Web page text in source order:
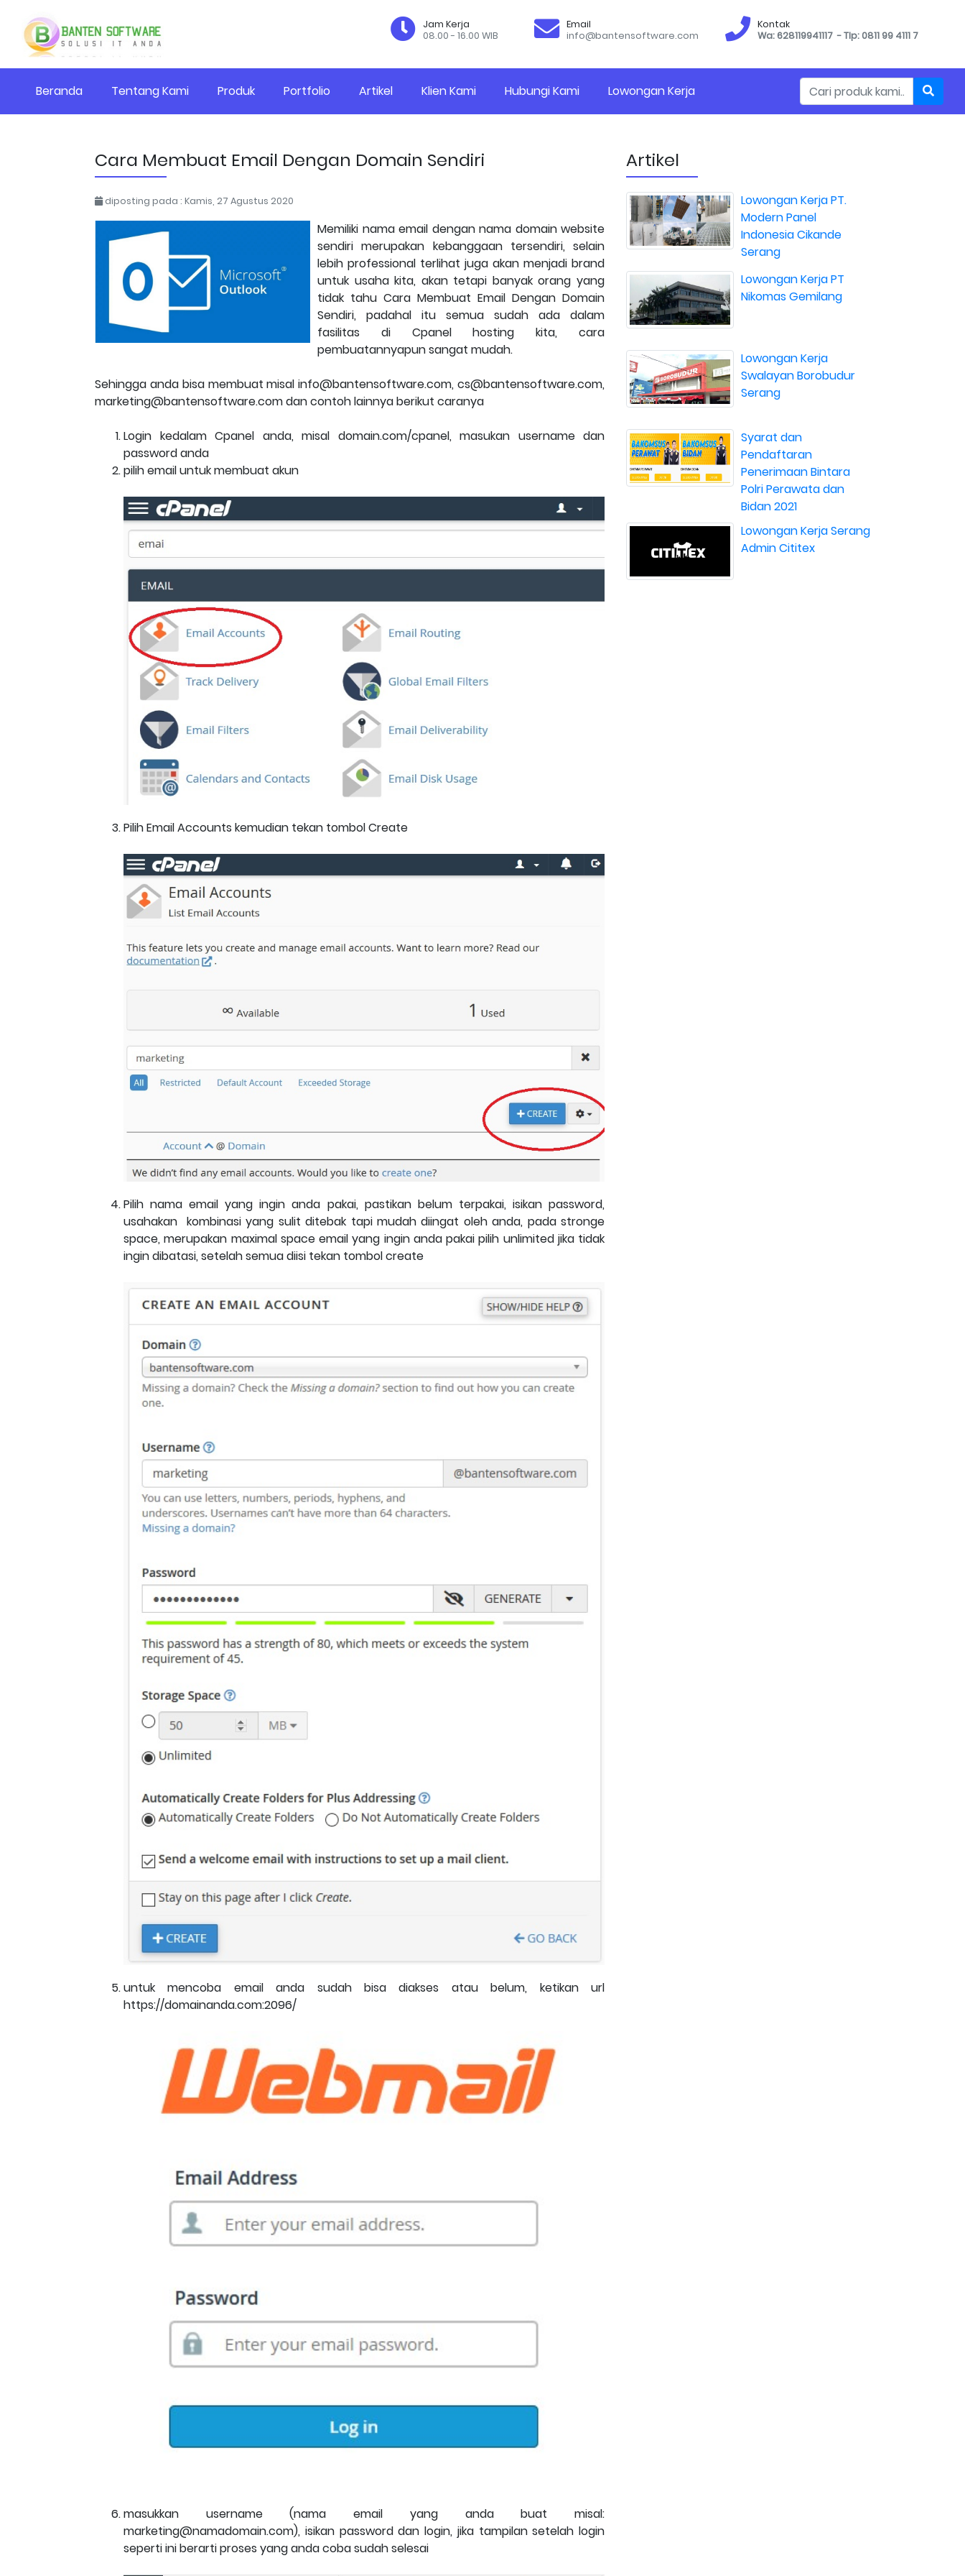
Jam Kerja
08.00 - 16.00 WIB
Email
info@bantensoftware.com
Kontak
Wa: 628119941117 - Tlp: 0811 99 4111 7
Beranda Tentang Kami Produk Portfolio Artikel Klien Kami Hubungi Kami Lowongan Kerja
Cara Membuat Email Dengan Domain Sendiri
diposting pada : Kamis, 27 Agustus 2020
Memiliki nama email dengan nama domain website
sendiri merupakan kebanggaan tersendiri, selain
lebih professional terlihat juga akan menjadi brand
untuk usaha kita, akan tetapi banyak orang yang
tidak tahu Cara Membuat Email Dengan Domain
Sendiri, padahal itu semua sudah ada dalam
fasilitas di Cpanel hosting kita, cara
pembuatannyapun sangat mudah.
Sehingga anda bisa membuat misal info@bantensoftware.com, cs@bantensoftware.com,
marketing@bantensoftware.com dan contoh lainnya berikut caranya
Login kedalam Cpanel anda, misal domain.com/cpanel, masukan username dan
password anda
pilih email untuk membuat akun
Pilih Email Accounts kemudian tekan tombol Create
Pilih nama email yang ingin anda pakai, pastikan belum terpakai, isikan password,
usahakan kombinasi yang sulit ditebak tapi mudah diingat oleh anda, pada stronge
space, merupakan maximal space email yang ingin anda pakai pilih unlimited jika tidak
ingin dibatasi, setelah semua diisi tekan tombol create
untuk mencoba email anda sudah bisa diakses atau belum, ketikan url
https://domainanda.com:2096/
masukkan username (nama email yang anda buat misal:
marketing@namadomain.com), isikan password dan login, jika tampilan setelah login
seperti ini berarti proses yang anda coba sudah selesai
Artikel
Lowongan Kerja PT.
Modern Panel
Indonesia Cikande
Serang
Lowongan Kerja PT
Nikomas Gemilang
Lowongan Kerja
Swalayan Borobudur
Serang
Syarat dan
Pendaftaran
Penerimaan Bintara
Polri Perawata dan
Bidan 2021
Lowongan Kerja Serang
Admin Cititex